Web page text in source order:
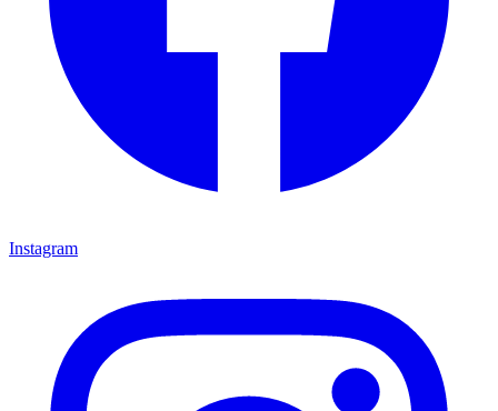
Instagram